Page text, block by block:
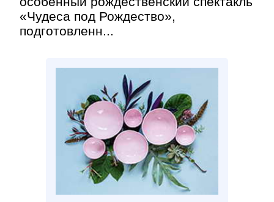
«Чудеса под Рождество»,
подготовленн...